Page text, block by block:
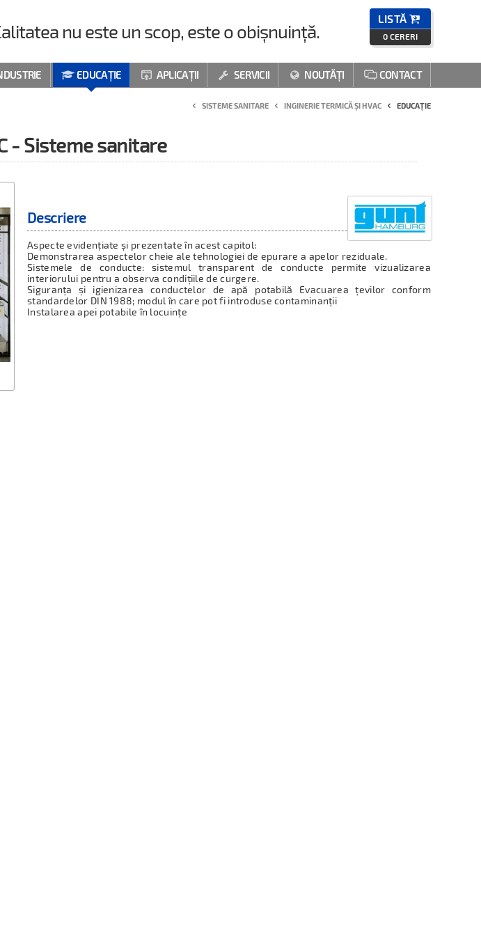
nu este un scop, este o obișnuință.
LISTĂ 
0 CERERI
 EDUCAȚIE  APLICAȚII  SERVICII  NOUTĂȚI  CONTACT
SISTEME SANITARE INGINERIE TERMICĂ ȘI HVAC EDUCAȚIE
- Sisteme sanitare
Descriere
Aspecte evidențiate și prezentate în acest capitol:
Demonstrarea aspectelor cheie ale tehnologiei de epurare a apelor reziduale.
Sistemele de conducte: sistemul transparent de conducte permite vizualizarea
interiorului pentru a observa condițiile de curgere.
Siguranța și igienizarea conductelor de apă potabilă Evacuarea țevilor conform
standardelor DIN 1988; modul în care pot fi introduse contaminanții
Instalarea apei potabile în locuințe